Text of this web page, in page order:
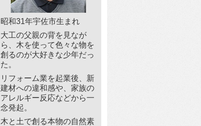
昭和31年宇佐市生まれ
大工の父親の背を見なが
ら、木を使って色々な物を
創るのが大好きな少年だっ
た。
リフォーム業を起業後、新
建材への違和感や、家族の
アレルギー反応などから一
念発起。
木と土で創る本物の自然素